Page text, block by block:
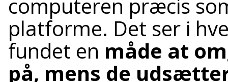
computeren præcis
platforme. Det ser i
fundet en måde at
på, mens de